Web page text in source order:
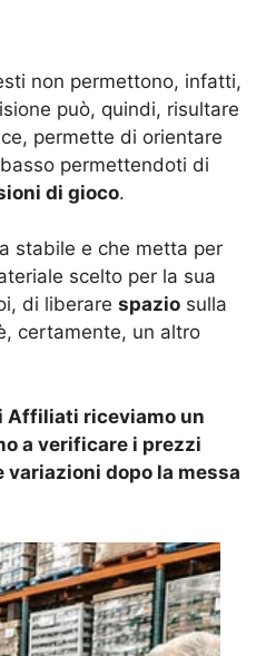
non permettono, infatti,
può, quindi, risultare
permette di orientare
permettendoti di
di gioco.
stabile e che metta per
scelto per la sua
di liberare spazio sulla
certamente, un altro
Affiliati riceviamo un
a verificare i prezzi
dopo la messa